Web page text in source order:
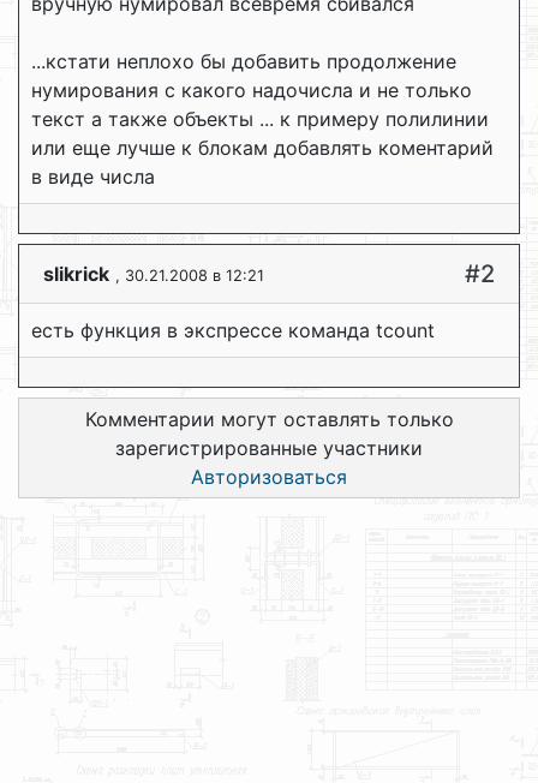
...кстати неплохо бы добавить продолжение
нумирования с какого надочисла и не только
текст а также объекты ... к примеру полилинии
или еще лучше к блокам добавлять коментарий
в виде числа
slikrick , 30.21.2008 в 12:21 #2
есть функция в экспрессе команда tcount
Комментарии могут оставлять только
зарегистрированные участники
Авторизоваться